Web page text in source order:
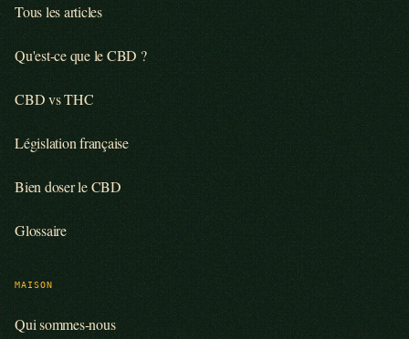
Tous les articles
Qu'est-ce que le CBD ?
CBD vs THC
Législation française
Bien doser le CBD
Glossaire
MAISON
Qui sommes-nous